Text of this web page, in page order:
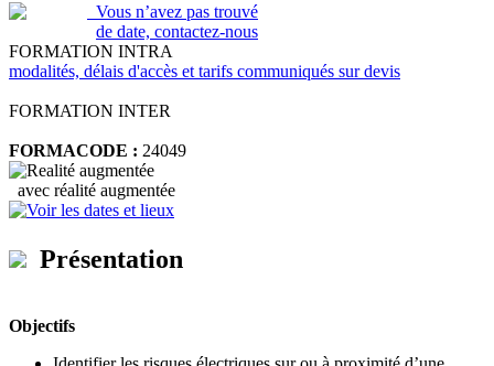
Vous n’avez pas trouvé
de date, contactez-nous
FORMATION INTRA
modalités, délais d'accès et tarifs communiqués sur devis
FORMATION INTER
FORMACODE : 24049
avec réalité augmentée
Voir les dates et lieux
Présentation
Objectifs